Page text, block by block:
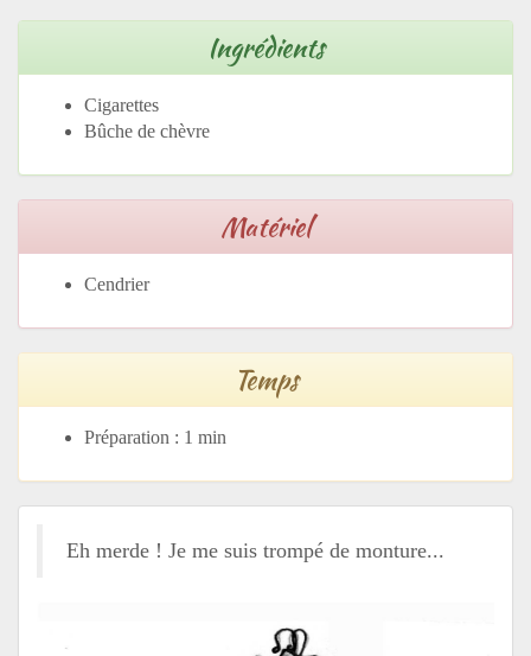
Ingrédients
Cigarettes
Bûche de chèvre
Matériel
Cendrier
Temps
Préparation : 1 min
Eh merde ! Je me suis trompé de monture...